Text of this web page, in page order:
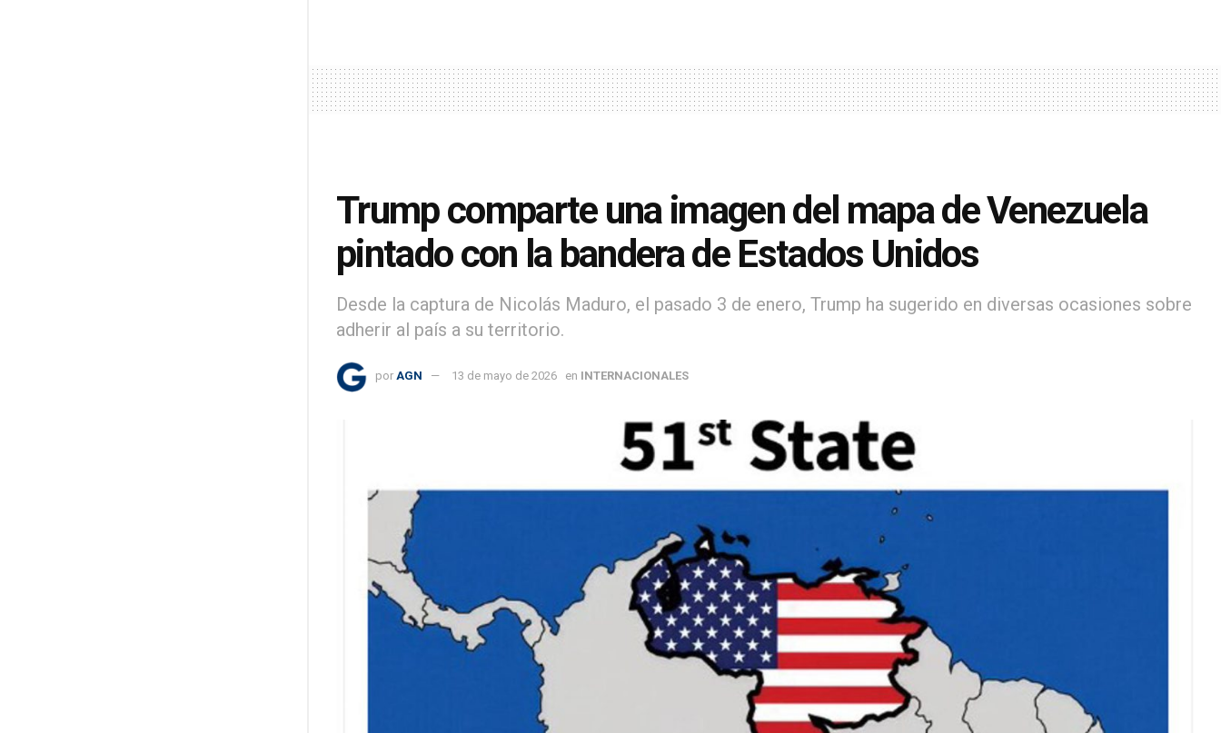
Trump comparte una imagen del mapa de Venezuela
pintado con la bandera de Estados Unidos
Desde la captura de Nicolás Maduro, el pasado 3 de enero, Trump ha sugerido en diversas ocasiones sobre
adherir al país a su territorio.
por AGN 13 de mayo de 2026 en INTERNACIONALES